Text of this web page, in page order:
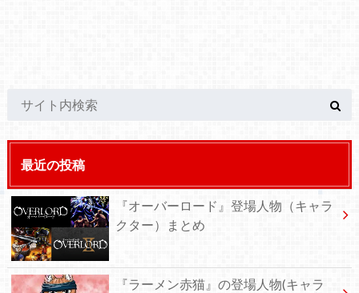
最近の投稿
『オーバーロード』登場人物（キャラ
クター）まとめ
『ラーメン赤猫』の登場人物(キャラ